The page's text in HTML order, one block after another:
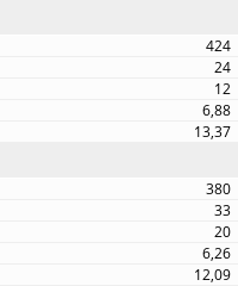
424
24
12
6,88
13,37
380
33
20
6,26
12,09